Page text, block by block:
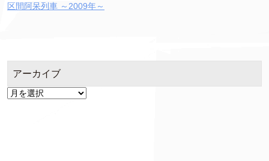
区間阿呆列車 ～2009年～
アーカイブ
ア